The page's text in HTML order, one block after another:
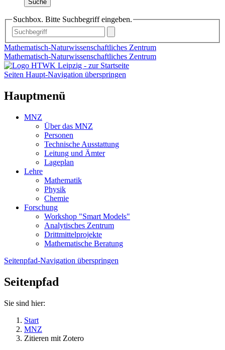
Suche
Suchbox. Bitte Suchbegriff eingeben.
Mathematisch-Naturwissenschaftliches Zentrum
Mathematisch-Naturwissenschaftliches Zentrum
Seiten Haupt-Navigation überspringen
Hauptmenü
MNZ
Über das MNZ
Personen
Technische Ausstattung
Leitung und Ämter
Lageplan
Lehre
Mathematik
Physik
Chemie
Forschung
Workshop "Smart Models"
Analytisches Zentrum
Drittmittelprojekte
Mathematische Beratung
Seitenpfad-Navigation überspringen
Seitenpfad
Sie sind hier:
Start
MNZ
Zitieren mit Zotero